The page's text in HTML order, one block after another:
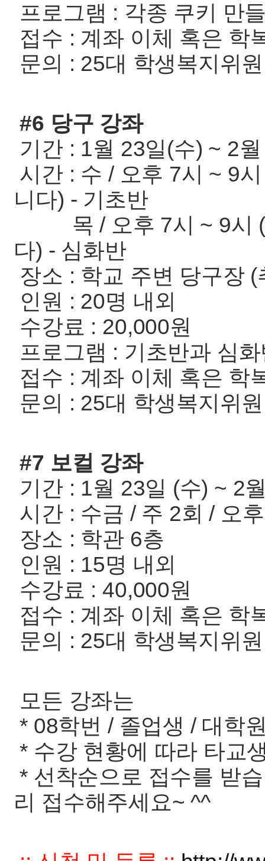
프로그램 : 각종 쿠키 만
접수 : 계좌 이체 혹은 학
문의 : 25대 학생복지위
#6 당구 강좌
기간 : 1월 23일(수) ~ 2
시간 : 수 / 오후 7시 ~ 9
니다) - 기초반
목 / 오후 7시 ~ 9시 (
다) - 심화반
장소 : 학교 주변 당구장 (
인원 : 20명 내외
수강료 : 20,000원
프로그램 : 기초반과 심
접수 : 계좌 이체 혹은 학
문의 : 25대 학생복지위
#7 보컬 강좌
기간 : 1월 23일 (수) ~ 2
시간 : 수금 / 주 2회 / 오
장소 : 학관 6층
인원 : 15명 내외
수강료 : 40,000원
접수 : 계좌 이체 혹은 학
문의 : 25대 학생복지위
모든 강좌는
* 08학번 / 졸업생 / 대학
* 수강 현황에 따라 타교
* 선착순으로 접수를 받
리 접수해주세요~ ^^